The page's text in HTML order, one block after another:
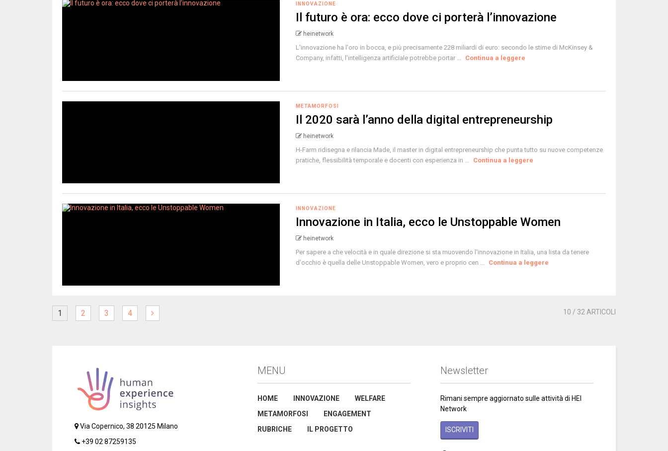
INNOVAZIONE
Il futuro è ora: ecco dove ci porterà l’innovazione
heinetwork
L'innovazione ha l'oro in bocca, e più precisamente 228 miliardi di euro: secondo le stime di McKinsey &
Company, infatti, l'intelligenza artificiale potrebbe portar ...
Continua a leggere
METAMORFOSI
Il 2020 sarà l’anno della digital entrepreneurship
heinetwork
H-Farm ridisegna e rilancia Made, il master in digital entrepreneurship che punta tutto su nuove competenze
pratiche, flessibilità temporale e docenti con esperienza in ...
Continua a leggere
INNOVAZIONE
Innovazione in Italia, ecco le Unstoppable Women
heinetwork
Per sapere a che velocità e in quale direzione si sta muovendo l'innovazione in Italia, una lista da tenere
d'occhio è quella delle Unstoppable Women, vero e proprio cen ...
Continua a leggere
1 2 3 4 10 / 32 ARTICOLI
Via Copernico, 38 20125 Milano
+39 02 87259135
MENU
HOME INNOVAZIONE
WELFARE
METAMORFOSI
ENGAGEMENT
RUBRICHE
IL PROGETTO
Newsletter
Rimani sempre aggiornato sulle attività di HEI
Network
ISCRIVITI